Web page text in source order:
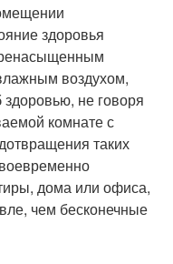
здоровья
воздухом,
не говоря
комнате с
таких
дома или офиса,
чем бесконечные